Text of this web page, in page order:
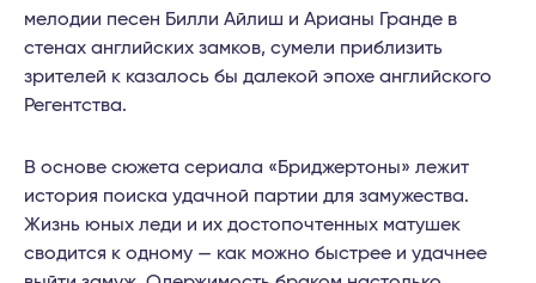
мелодии песен Билли Айлиш и Арианы Гранде в
стенах английских замков, сумели приблизить
зрителей к казалось бы далекой эпохе английского
Регентства.
В основе сюжета сериала «Бриджертоны» лежит
история поиска удачной партии для замужества.
Жизнь юных леди и их достопочтенных матушек
сводится к одному — как можно быстрее и удачнее